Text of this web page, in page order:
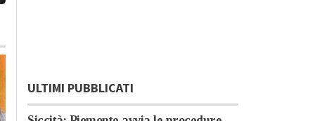
ULTIMI PUBBLICATI